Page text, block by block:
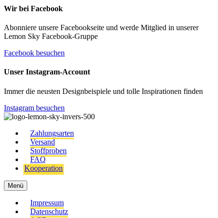
Wir bei Facebook
Abonniere unsere Facebookseite und werde Mitglied in unserer
Lemon Sky Facebook-Gruppe
Facebook besuchen
Unser Instagram-Account
Immer die neusten Designbeispiele und tolle Inspirationen finden
Instagram besuchen
Zahlungsarten
Versand
Stoffproben
FAQ
Kooperation
Menü
Impressum
Datenschutz